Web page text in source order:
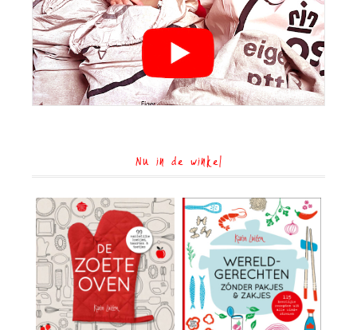
Nu in de winkel